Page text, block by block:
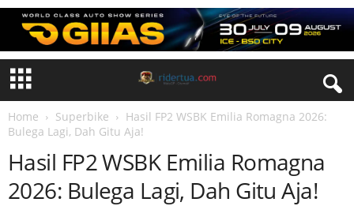
Home Superbike
Hasil FP2 WSBK Emilia Romagna 2026:
Bulega Lagi, Dah Gitu Aja!
Hasil FP2 WSBK Emilia Romagna
2026: Bulega Lagi, Dah Gitu Aja!